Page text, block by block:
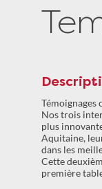
Nos trois
plus
Aquitaine,
dans les
Cette
première